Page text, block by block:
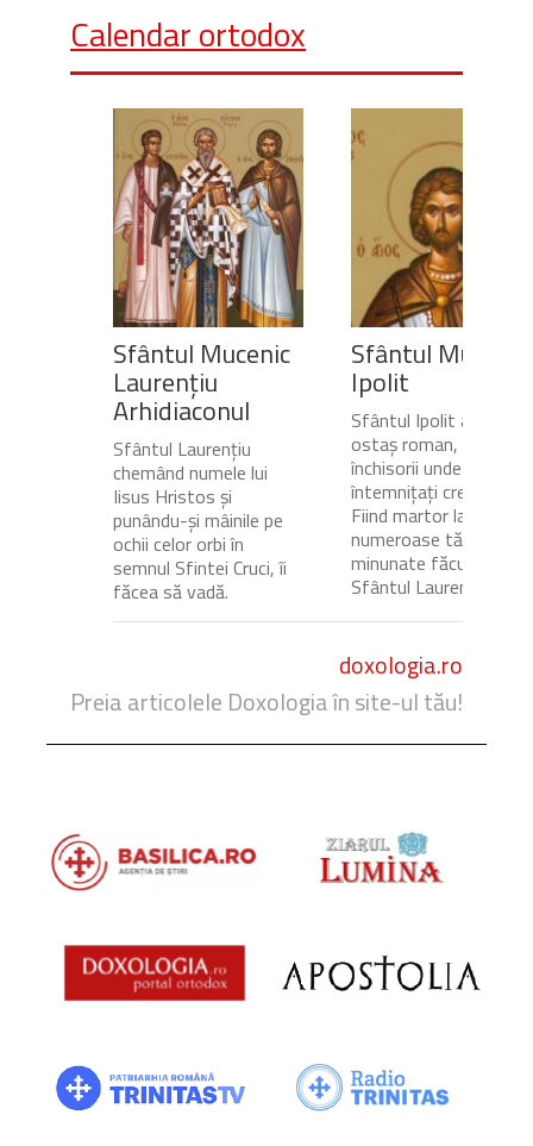
Calendar ortodox
Sfântul Mucenic
Laurențiu
Arhidiaconul
Sfântul Laurențiu
chemând numele lui
Iisus Hristos și
punându-și mâinile pe
ochii celor orbi în
semnul Sfintei Cruci, îi
făcea să vadă.
Sfântul Mucenic
Ipolit
Sfântul Ipolit a fost
ostaș roman, gardian
închisorii unde erau
întemnițați creștinii.
Fiind martor la
numeroase tămăduiri
minunate făcute de
Sfântul Laurențiu,...
doxologia.ro
Preia articolele Doxologia în site-ul tău!